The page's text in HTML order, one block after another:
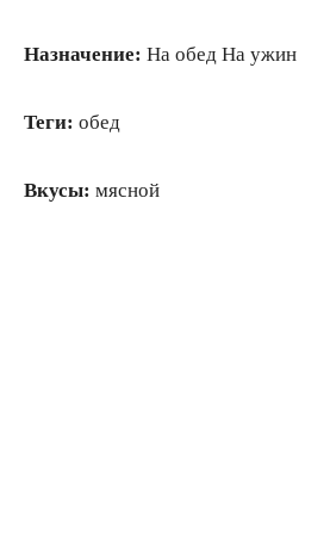
Назначение: На обед На ужин
Теги: обед
Вкусы: мясной